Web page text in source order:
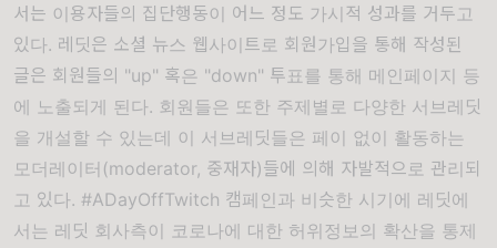
서는 이용자들의 집단행동이 어느 정도 가시적 성과를 거두고
있다. 레딧은 소셜 뉴스 웹사이트로 회원가입을 통해 작성된
글은 회원들의 "up" 혹은 "down" 투표를 통해 메인페이지 등
에 노출되게 된다. 회원들은 또한 주제별로 다양한 서브레딧
을 개설할 수 있는데 이 서브레딧들은 페이 없이 활동하는
모더레이터 (moderator, 중재자)들에 의해 자발적으로 관리되
고 있다. #ADayOffTwitch 캠페인과 비슷한 시기에 레딧에
서는 레딧 회사측이 코로나에 대한 허위정보의 확산을 통제